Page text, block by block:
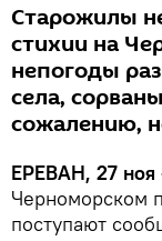
Старожилы
стихии на
непогоды
села,
сожалению,
ЕРЕВАН, 27 ноя
Черноморском
поступают